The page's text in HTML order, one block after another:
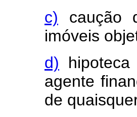
c) caução
imóveis
d)
agente
de